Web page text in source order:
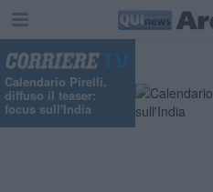
Calendario Pirelli,
diffuso il teaser:
focus sull'India